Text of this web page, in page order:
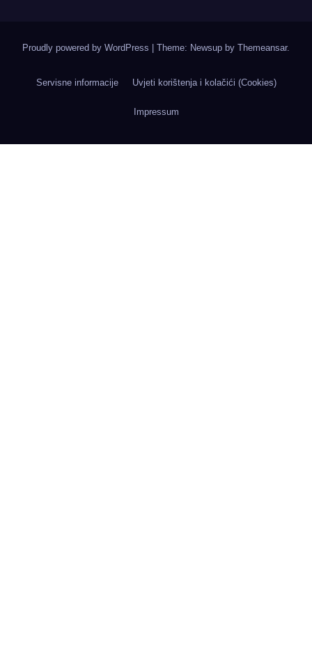
Proudly powered by WordPress Theme: Newsup by Themeansar.
Servisne informacije Uvjeti korištenja i kolačići (Cookies)
Impressum